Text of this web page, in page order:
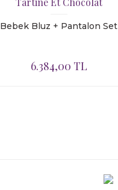
Bebek Bluz + Pantalon Set
6.384,00 TL